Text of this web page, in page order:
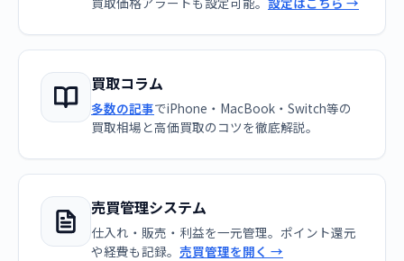
買取コラム
多数の記事でiPhone・MacBook・Switch等の
買取相場と高価買取のコツを徹底解説。
売買管理システム
仕入れ・販売・利益を一元管理。ポイント還元
や経費も記録。 売買管理を開く →